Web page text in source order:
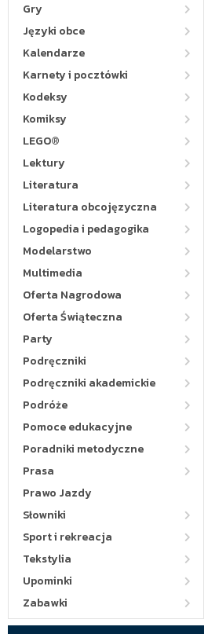
Gry
Języki obce
Kalendarze
Karnety i pocztówki
Kodeksy
Komiksy
LEGO®
Lektury
Literatura
Literatura obcojęzyczna
Logopedia i pedagogika
Modelarstwo
Multimedia
Oferta Nagrodowa
Oferta Świąteczna
Party
Podręczniki
Podręczniki akademickie
Podróże
Pomoce edukacyjne
Poradniki metodyczne
Prasa
Prawo Jazdy
Słowniki
Sport i rekreacja
Tekstylia
Upominki
Zabawki